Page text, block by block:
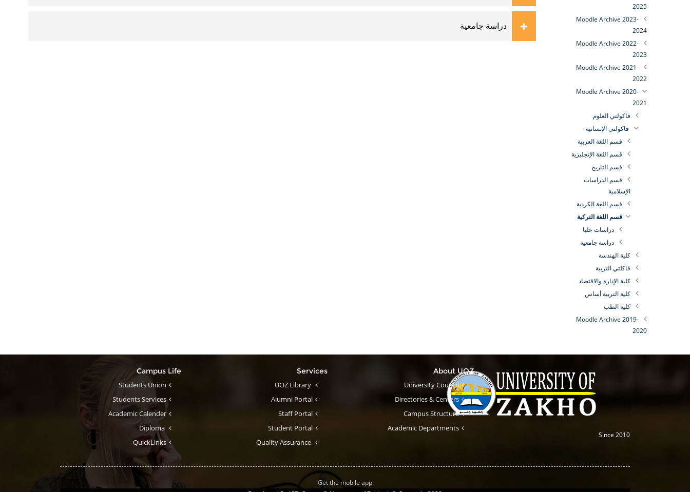
دراسة جامعية
2025
Moodle Archive 2023-
2024
Moodle Archive 2022-
2023
Moodle Archive 2021-
2022
Moodle Archive 2020-
2021
فاكولتي العلوم
فاكولتي الإنسانية
قسم اللغة العربية
قسم اللغة الإنجليزية
قسم التاريخ
قسم الدراسات
الإسلامية
قسم اللغة الكردية
قسم اللغة التركية
دراسات عليا
دراسة جامعية
كلية الهندسة
فاكلتي التربية
كلية الإدارة والاقتصاد
كلية التربية أساس
كلية الطب
Moodle Archive 2019-
2020
Since 2010
About UOZ
University Council
Directories & Centers
Campus Structure
Academic Departments
Services
UOZ Library
Alumni Portal
Staff Portal
Student Portal
Quality Assurance
Campus Life
Students Union
Students Services
Academic Calender
Diploma
QuickLinks
Get the mobile app